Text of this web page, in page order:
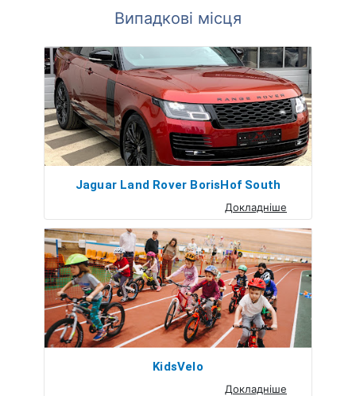
Випадкові місця
Jaguar Land Rover BorisHof South
Докладніше
KidsVelo
Докладніше